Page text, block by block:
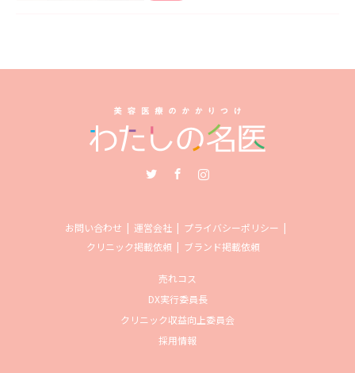
お問い合わせ 運営会社
プライバシーポリシー
クリニック掲載依頼
ブランド掲載依頼
売れコス
DX実行委員長
クリニック収益向上委員会
採用情報